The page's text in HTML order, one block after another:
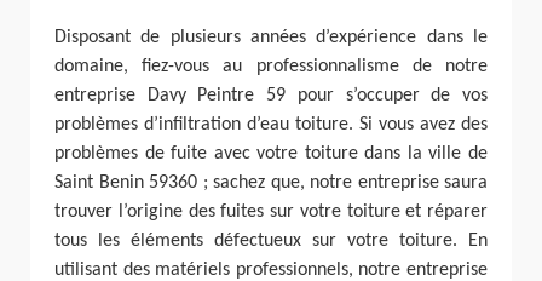
Disposant de plusieurs années d’expérience dans le
domaine, fiez-vous au professionnalisme de notre
entreprise Davy Peintre 59 pour s’occuper de vos
problèmes d’infiltration d’eau toiture. Si vous avez des
problèmes de fuite avec votre toiture dans la ville de
Saint Benin 59360 ; sachez que, notre entreprise saura
trouver l’origine des fuites sur votre toiture et réparer
tous les éléments défectueux sur votre toiture. En
utilisant des matériels professionnels, notre entreprise